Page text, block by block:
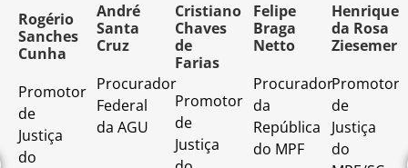
Rogério
Sanches
Cunha
Promotor
de
Justiça
do
André
Santa
Cruz
Procurador
Federal
da AGU
Cristiano
Chaves
de
Farias
Promotor
de
Justiça
Felipe
Braga
Netto
Procurador
da
República
do MPF
Henrique
da Rosa
Ziesemer
Promotor
de
Justiça
do